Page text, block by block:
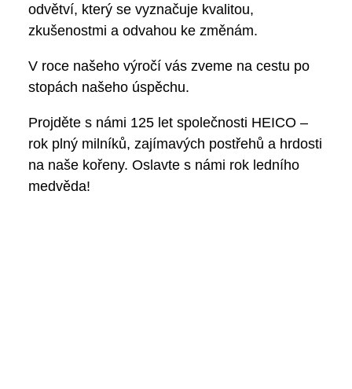
odvětví, který se vyznačuje kvalitou,
zkušenostmi a odvahou ke změnám.
V roce našeho výročí vás zveme na cestu po
stopách našeho úspěchu.
Projděte s námi 125 let společnosti HEICO –
rok plný milníků, zajímavých postřehů a hrdosti
na naše kořeny. Oslavte s námi rok ledního
medvěda!